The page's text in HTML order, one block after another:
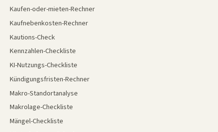
Kaufen-oder-mieten-Rechner
Kaufnebenkosten-Rechner
Kautions-Check
Kennzahlen-Checkliste
KI-Nutzungs-Checkliste
Kündigungsfristen-Rechner
Makro-Standortanalyse
Makrolage-Checkliste
Mängel-Checkliste